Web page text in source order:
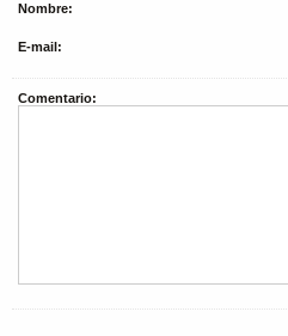
Nombre:
E-mail:
Comentario: